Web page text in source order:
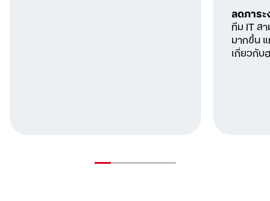
ลดภาระ
ทีม IT ส
มากขึ้น
เกี่ยวกั